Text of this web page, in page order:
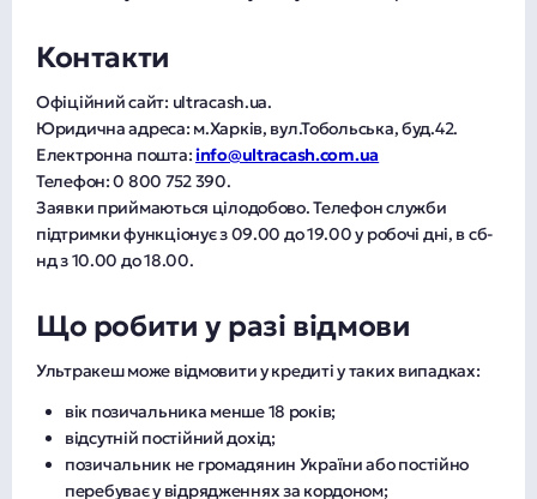
Контакти
Офіційний сайт: ultracash.ua.
Юридична адреса: м.Харків, вул.Тобольська, буд.42.
Електронна пошта:info@ultracash.com.ua
Телефон: 0 800 752 390.
Заявки приймаються цілодобово. Телефон служби
підтримки функціонує з 09.00 до 19.00 у робочі дні, в сб-
нд з 10.00 до 18.00.
Що робити у разі відмови
Ультракеш може відмовити у кредиті у таких випадках:
вік позичальника менше 18 років;
відсутній постійний дохід;
позичальник не громадянин України або постійно
перебуває у відрядженнях за кордоном;